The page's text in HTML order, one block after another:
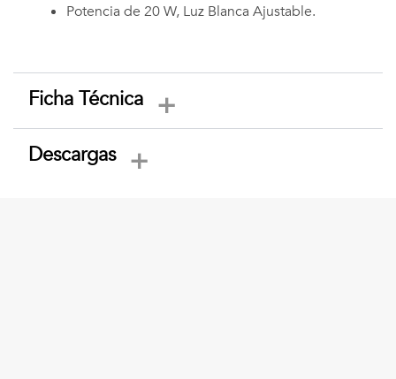
Potencia de 20 W, Luz Blanca Ajustable.
Ficha Técnica
Descargas